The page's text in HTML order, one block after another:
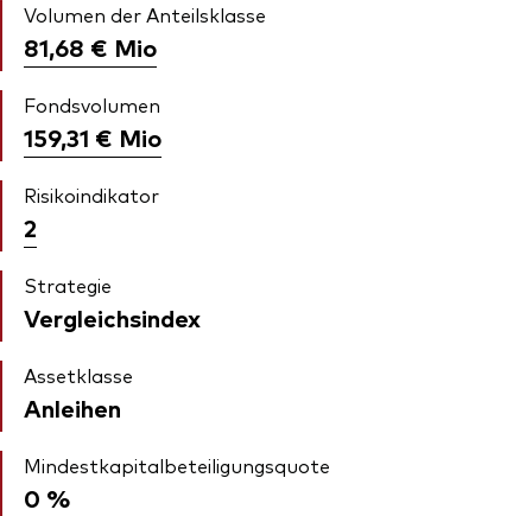
Volumen der Anteilsklasse
81,68 € Mio
Fondsvolumen
159,31 € Mio
Risikoindikator
2
Strategie
Vergleichsindex
Assetklasse
Anleihen
Mindestkapitalbeteiligungsquote
0 %